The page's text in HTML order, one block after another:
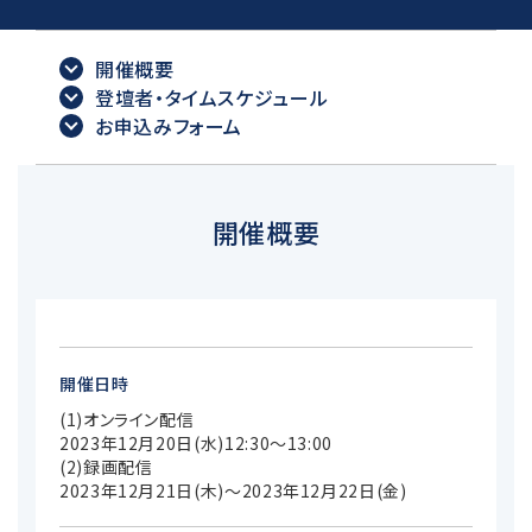
開催概要
登壇者・タイムスケジュール
お申込みフォーム
開催概要
開催日時
(1)オンライン配信
2023年12月20日(水)12:30～13:00
(2)録画配信
2023年12月21日(木)～2023年12月22日(金)